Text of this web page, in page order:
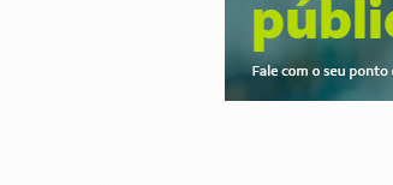
PREVISÃO:Interior de
INFRAESTRUTURA: